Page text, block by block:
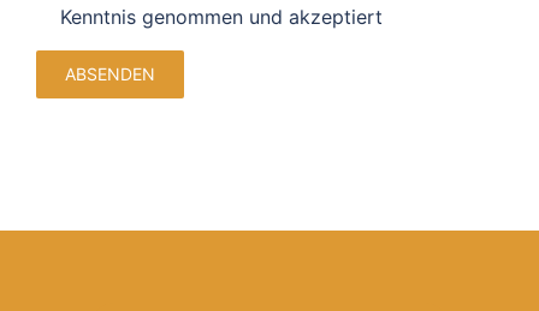
Kenntnis genommen und akzeptiert